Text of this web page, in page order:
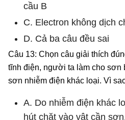
cầu B
C. Electron không dịch
D. Cả ba câu đều sai
Câu 13: Chọn câu giải thích
tĩnh điện, người ta làm cho sơn
sơn nhiễm điện khác loại. Vì
A. Do nhiễm điện khác
hút chặt vào vật cần